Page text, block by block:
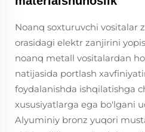
Noanq soxturuvchi vositalar
orasidagi elektr zanjirini
noanq metall vositalardan
natijasida portlash
foydalanishda ishqilatishga
xususiyatlarga ega bo'lgani
Alyuminiy bronz yuqori